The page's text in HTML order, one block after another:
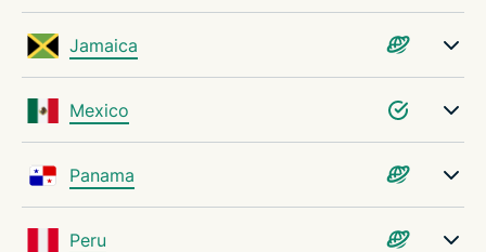
Jamaica
Mexico
Panama
Peru